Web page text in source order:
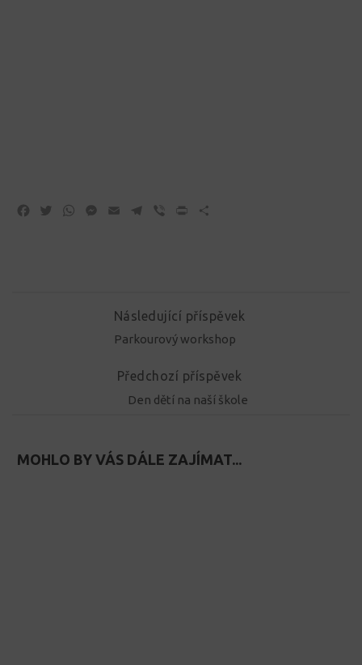
Facebook
TwitterWhatsApp
Messenger
Email Telegram
Viber Print
Následující příspěvek
Parkourový workshop
Předchozí příspěvek
Den dětí na naší škole
MOHLO BY VÁS DÁLE ZAJÍMAT...